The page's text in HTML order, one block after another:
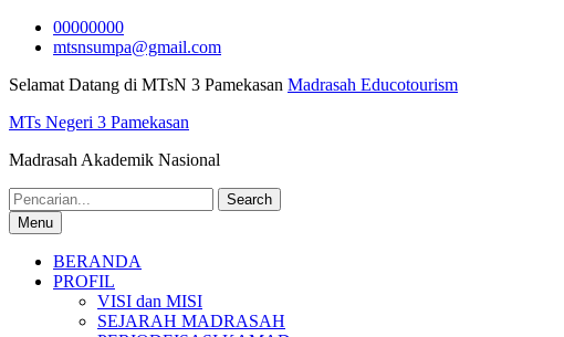
Skip
00000000
mtsnsumpa@gmail.com
Selamat Datang di MTsN 3 Pamekasan Madrasah Educotourism
MTs Negeri 3 Pamekasan
Madrasah Akademik Nasional
Search
for:Menu
BERANDA
PROFIL
VISI dan MISI
SEJARAH MADRASAH